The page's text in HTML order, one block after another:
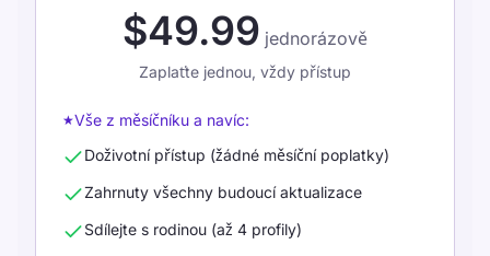
$49.99 jednorázově
Zaplaťte jednou, vždy přístup
★Vše z měsíčníku a navíc:
Doživotní přístup (žádné měsíční poplatky)
Zahrnuty všechny budoucí aktualizace
Sdílejte s rodinou (až 4 profily)